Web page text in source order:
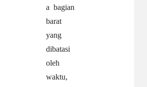
a bagian
barat
yang
dibatasi
oleh
waktu,